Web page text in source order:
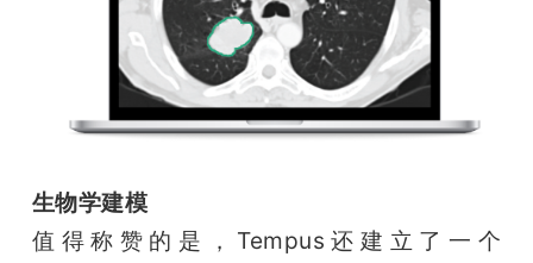
生物学建模
值得称赞的是，Tempus还建立了一个